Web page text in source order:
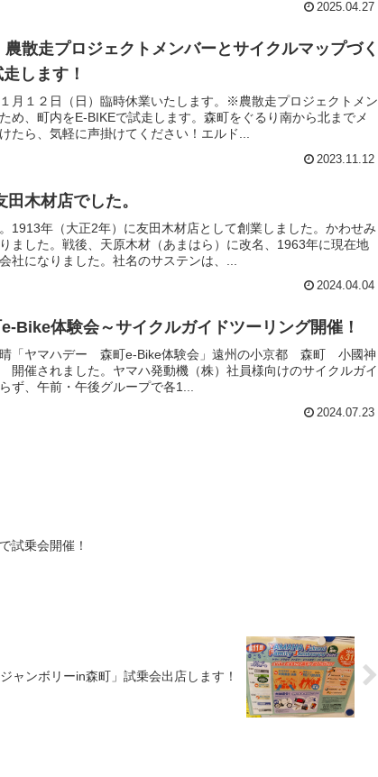
2025.04.27
散走プロジェクトメンバーとサイクルマップづく
します！
月１２日（日）臨時休業いたします。※農散走プロジェクトメン
め、町内をE-BIKEで試走します。森町をぐるり南から北までメ
たら、気軽に声掛けてください！エルド...
2023.11.12
木材店でした。
1913年（大正2年）に友田木材店として創業しました。かわせみ
ました。戦後、天原木材（あまはら）に改名、1963年に現在地
社になりました。社名のサステンは、...
2024.04.04
体験会～サイクルガイドツーリング開催！
「ヤマハデー 森町e-Bike体験会」遠州の小京都 森町 小國神
催されました。ヤマハ発動機（株）社員様向けのサイクルガイ
ず、午前・午後グループで各1...
2024.07.23
試乗会開催！
ャンボリーin森町」試乗会出店します！